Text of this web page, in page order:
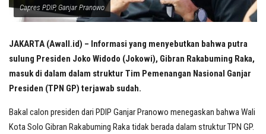
Capres PDIP, Ganjar Pranowo
JAKARTA (Awall.id) – Informasi yang menyebutkan bahwa putra
sulung Presiden Joko Widodo (Jokowi), Gibran Rakabuming Raka,
masuk di dalam dalam struktur Tim Pemenangan Nasional Ganjar
Presiden (TPN GP) terjawab sudah.
Bakal calon presiden dari PDIP Ganjar Pranowo menegaskan bahwa Wali
Kota Solo Gibran Rakabuming Raka tidak berada dalam struktur TPN GP.